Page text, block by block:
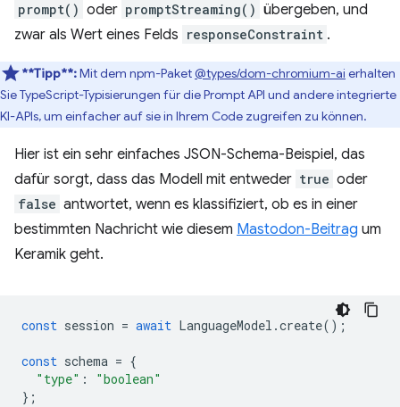
prompt() oder promptStreaming() übergeben, und
zwar als Wert eines Felds responseConstraint .
**Tipp**:Mit dem npm-Paket@types/dom-chromium-ai erhalten
Sie TypeScript-Typisierungen für die Prompt API und andere integrierte
KI-APIs, um einfacher auf sie in Ihrem Code zugreifen zu können.
Hier ist ein sehr einfaches JSON-Schema-Beispiel, das
dafür sorgt, dass das Modell mit entweder true oder
false antwortet, wenn es klassifiziert, ob es in einer
bestimmten Nachricht wie diesem Mastodon-Beitrag um
Keramik geht.
const session = await LanguageModel .create();
const schema = {
"type" :
"boolean"
};